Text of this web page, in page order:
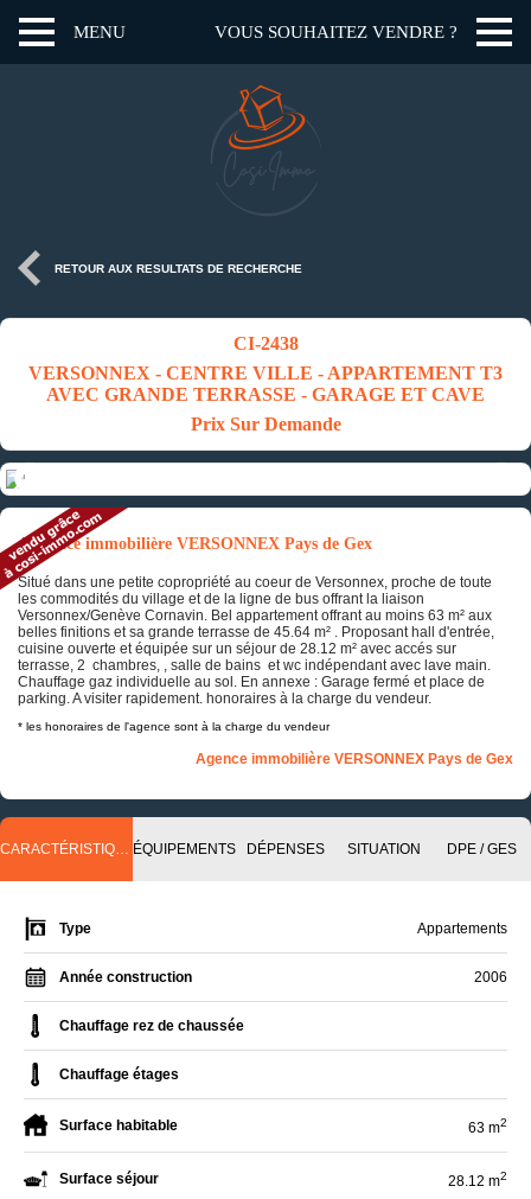
MENU VOUS SOUHAITEZ VENDRE ?
RETOUR AUX RESULTATS DE RECHERCHE
CI-2438
VERSONNEX - CENTRE VILLE - APPARTEMENT T3
AVEC GRANDE TERRASSE - GARAGE ET CAVE
Prix Sur Demande
Annonce immobilière VERSONNEX Pays de Gex
Situé dans une petite copropriété au coeur de Versonnex, proche de toute
les commodités du village et de la ligne de bus offrant la liaison
Versonnex/Genève Cornavin. Bel appartement offrant au moins 63 m² aux
belles finitions et sa grande terrasse de 45.64 m² . Proposant hall d'entrée,
cuisine ouverte et équipée sur un séjour de 28.12 m² avec accés sur
terrasse, 2 chambres, , salle de bains et wc indépendant avec lave main.
Chauffage gaz individuelle au sol. En annexe : Garage fermé et place de
parking. A visiter rapidement. honoraires à la charge du vendeur.
* les honoraires de l'agence sont à la charge du vendeur
Agence immobilière VERSONNEX Pays de Gex
CARACTÉRISTIQUES ÉQUIPEMENTS DÉPENSES SITUATION DPE / GES
Type Appartements
Année construction 2006
Chauffage rez de chaussée
Chauffage étages
Surface habitable 63 m2
Surface séjour 28.12 m2